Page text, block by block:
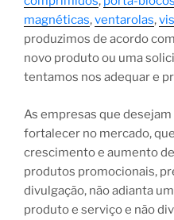
magnéticas,ventarolas,
produzimos de acordo
novo produto ou uma
tentamos nos adequar e
As empresas que
fortalecer no mercado,
crescimento e aumento
produtos promocionais,
divulgação, não adianta
produto e serviço e não